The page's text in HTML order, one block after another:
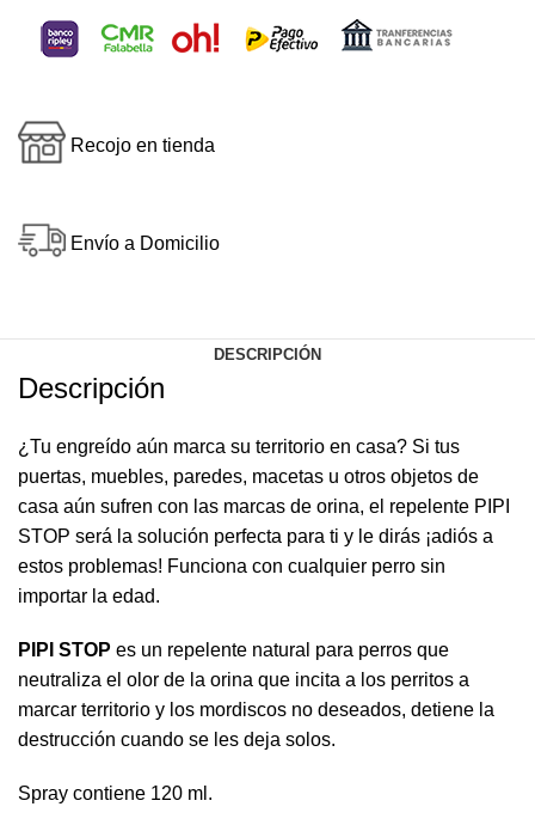
Recojo en tienda
Envío a Domicilio
DESCRIPCIÓN
Descripción
¿Tu engreído aún marca su territorio en casa? Si tus
puertas, muebles, paredes, macetas u otros objetos de
casa aún sufren con las marcas de orina, el repelente PIPI
STOP será la solución perfecta para ti y le dirás ¡adiós a
estos problemas! Funciona con cualquier perro sin
importar la edad.
PIPI STOP es un repelente natural para perros que
neutraliza el olor de la orina que incita a los perritos a
marcar territorio y los mordiscos no deseados, detiene la
destrucción cuando se les deja solos.
Spray contiene 120 ml.